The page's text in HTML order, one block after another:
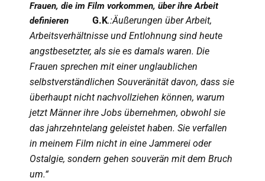
Frauen, die im Film vorkommen, über ihre Arbeit
definieren
G.K.:Äußerungen über Arbeit,
Arbeitsverhältnisse und Entlohnung sind heute
angstbesetzter, als sie es damals waren. Die
Frauen sprechen mit einer unglaublichen
selbstverständlichen Souveränität davon, dass sie
überhaupt nicht nachvollziehen können, warum
jetzt Männer ihre Jobs übernehmen, obwohl sie
das jahrzehntelang geleistet haben. Sie verfallen
in meinem Film nicht in eine Jammerei oder
Ostalgie, sondern gehen souverän mit dem Bruch
um.“